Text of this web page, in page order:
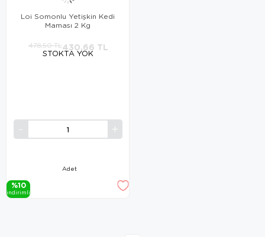
STOKTA YOK
Loi Somonlu Yetişkin Kedi
Maması 2 Kg
Adet
430,66 TL
478,50 TL
%10
i̇ndi̇ri̇mli̇